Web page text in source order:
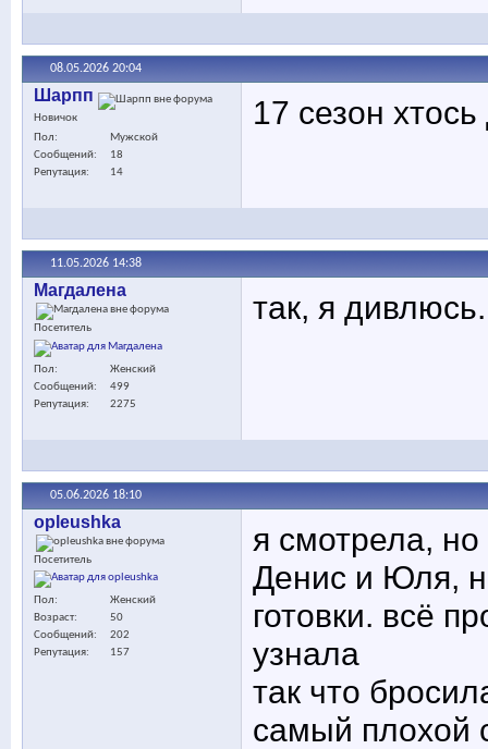
08.05.2026 20:04
Шарпп
Новичок
Пол
Мужской
Сообщений
18
Репутация
14
17 сезон
11.05.2026 14:38
Maгдалена
Посетитель
Пол
Женский
Сообщений
499
Репутация
2275
так, я
05.06.2026 18:10
opleushka
Посетитель
Пол
Женский
Возраст
50
Сообщений
202
Репутация
157
я смотрела, но
Денис и Юля,
готовки. всё
узнала
так что
самый плохой